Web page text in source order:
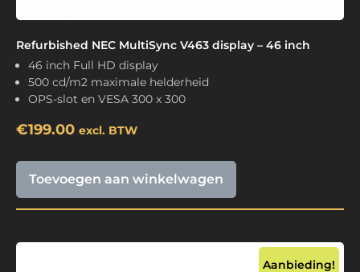
Refurbished NEC MultiSync V463 display – 46 inch
46 inch Full HD display
500 cd/m2 maximale helderheid
OPS-slot en VESA 300 x 300
€199.00 excl. BTW
Toevoegen aan winkelwagen
Aanbieding!